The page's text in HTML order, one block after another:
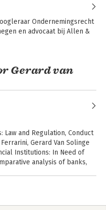
aan de Universiteit Utrecht
diverse publicaties op het
en het vermogensrecht
Ondernemingsrecht
en advocaat bij Allen &
Gerard van
Beckmanbundel
Law and Regulation, Conduct
Gerard Van Solinge
Institutions: In Need of
analysis of banks,